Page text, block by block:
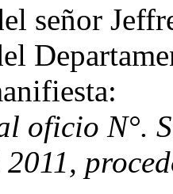
señor
oficio N°.
2011,